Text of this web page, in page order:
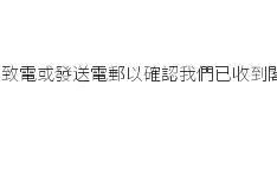
或發送電郵以確認我們已收